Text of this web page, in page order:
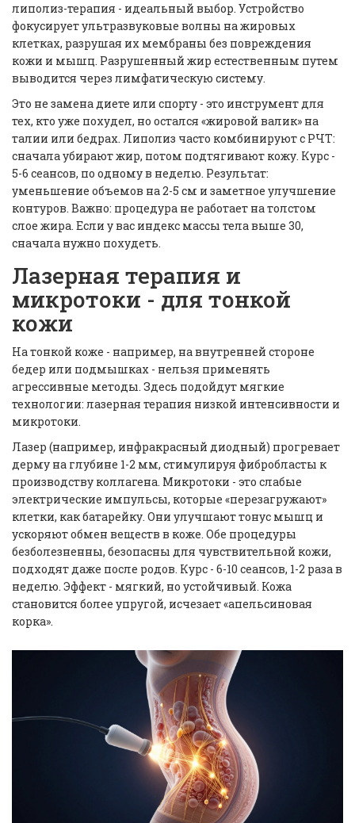
липолиз-терапия - идеальный выбор. Устройство
фокусирует ультразвуковые волны на жировых
клетках, разрушая их мембраны без повреждения
кожи и мышц. Разрушенный жир естественным путем
выводится через лимфатическую систему.
Это не замена диете или спорту - это инструмент для
тех, кто уже похудел, но остался «жировой валик» на
талии или бедрах. Липолиз часто комбинируют с РЧТ:
сначала убирают жир, потом подтягивают кожу. Курс -
5-6 сеансов, по одному в неделю. Результат:
уменьшение объемов на 2-5 см и заметное улучшение
контуров. Важно: процедура не работает на толстом
слое жира. Если у вас индекс массы тела выше 30,
сначала нужно похудеть.
Лазерная терапия и
микротоки - для тонкой
кожи
На тонкой коже - например, на внутренней стороне
бедер или подмышках - нельзя применять
агрессивные методы. Здесь подойдут мягкие
технологии: лазерная терапия низкой интенсивности и
микротоки.
Лазер (например, инфракрасный диодный) прогревает
дерму на глубине 1-2 мм, стимулируя фибробласты к
производству коллагена. Микротоки - это слабые
электрические импульсы, которые «перезагружают»
клетки, как батарейку. Они улучшают тонус мышц и
ускоряют обмен веществ в коже. Обе процедуры
безболезненны, безопасны для чувствительной кожи,
подходят даже после родов. Курс - 6-10 сеансов, 1-2 раза в
неделю. Эффект - мягкий, но устойчивый. Кожа
становится более упругой, исчезает «апельсиновая
корка».